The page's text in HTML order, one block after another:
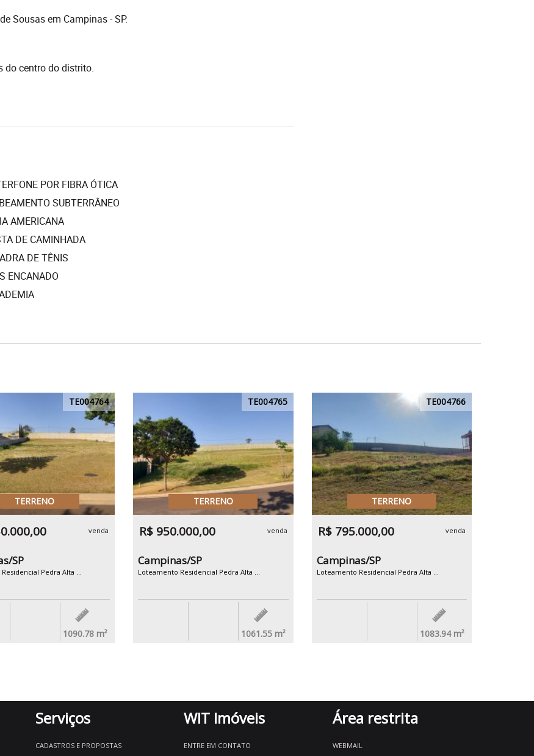
Sousas em Campinas - SP.
do centro do distrito.
POR FIBRA ÓTICA
SUBTERRÂNEO
AMERICANA
DE CAMINHADA
DE TÊNIS
ENCANADO
TE004764
TERRENO
venda
SP
Pedra Alta ...
1090.78 m²
TE004765
TERRENO
R$ 950.000,00 venda
Campinas/SP
Loteamento Residencial Pedra Alta ...
1061.55 m²
TE004766
TERRENO
R$ 795.000,00 venda
Campinas/SP
Loteamento Residencial Pedra Alta ...
1083.94 m²
Serviços
CADASTROS E PROPOSTAS
WIT Imóveis
ENTRE EM CONTATO
Área restrita
WEBMAIL